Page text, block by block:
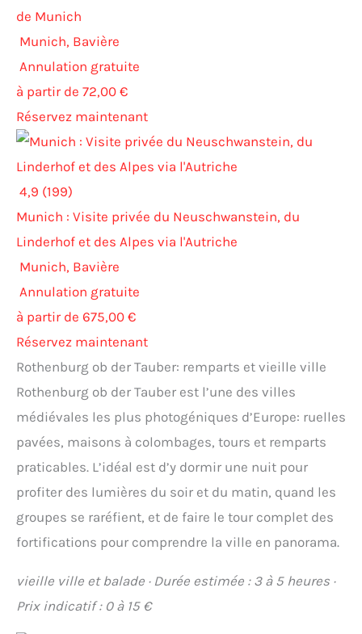
de Munich
Munich, Bavière
Annulation gratuite
à partir de 72,00 €
Réservez maintenant
4,9 (199)
Munich : Visite privée du Neuschwanstein, du
Linderhof et des Alpes via l'Autriche
Munich, Bavière
Annulation gratuite
à partir de 675,00 €
Réservez maintenant
Rothenburg ob der Tauber: remparts et vieille ville
Rothenburg ob der Tauber est l’une des villes
médiévales les plus photogéniques d’Europe: ruelles
pavées, maisons à colombages, tours et remparts
praticables. L’idéal est d’y dormir une nuit pour
profiter des lumières du soir et du matin, quand les
groupes se raréfient, et de faire le tour complet des
fortifications pour comprendre la ville en panorama.
vieille ville et balade · Durée estimée : 3 à 5 heures ·
Prix indicatif : 0 à 15 €